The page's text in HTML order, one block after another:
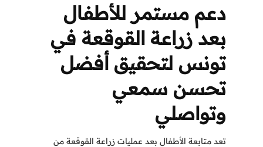
دعم مستمر للأطفال
بعد زراعة القوقعة في
تونس لتحقيق أفضل
تحسن سمعي
وتواصلي
تعد متابعة الأطفال بعد عمليات زراعة القوقعة من